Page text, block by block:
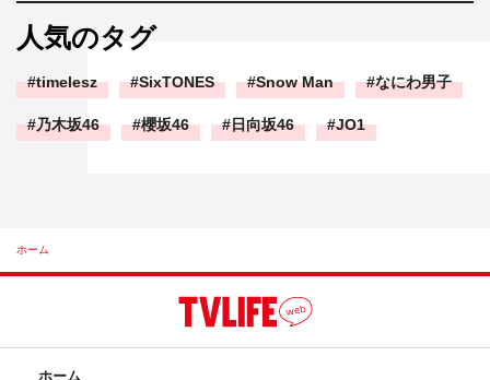
人気のタグ
timelesz SixTONES Snow Man なにわ男子
乃木坂46 櫻坂46 日向坂46 JO1
ホーム
ホーム